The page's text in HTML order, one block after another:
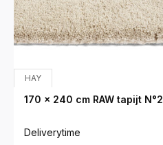
HAY
170 x 240 cm RAW tapijt N°2
Deliverytime